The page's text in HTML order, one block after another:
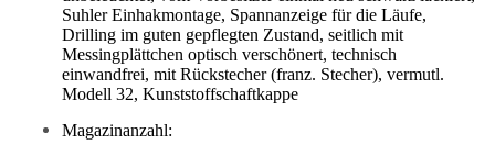
Suhler Einhakmontage, Spannanzeige für die Läufe,
Drilling im guten gepflegten Zustand, seitlich mit
Messingplättchen optisch verschönert, technisch
einwandfrei, mit Rückstecher (franz. Stecher), vermutl.
Modell 32, Kunststoffschaftkappe
Magazinanzahl: